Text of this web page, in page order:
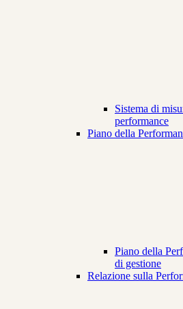
Sistema di
performance
Piano della
Piano della
di gestione
Relazione sulla